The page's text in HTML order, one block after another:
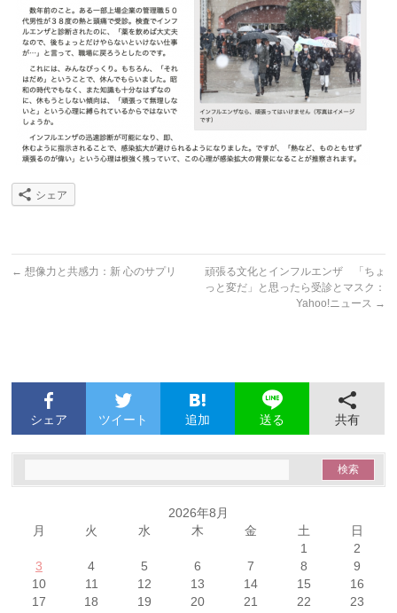
シェア
← 想像力と共感力：新 心のサプリ
頑張る文化とインフルエンザ 「ちょ
っと変だ」と思ったら受診とマスク：
Yahoo!ニュース →
シェア ツイート 追加 送る 共有
2026年8月
月
火 水 木 金 土 日
1
2
3
4 5 6 7 8
9
10
11 12 13 14 15
16
17
18 19 20 21 22
23